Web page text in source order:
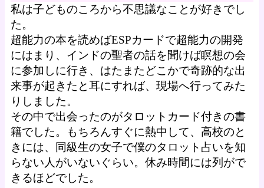
私は子どものころから不思議なことが好きでし
た。
超能力の本を読めばESPカードで超能力の開発
にはまり、インドの聖者の話を聞けば瞑想の会
に参加しに行き、はたまたどこかで奇跡的な出
来事が起きたと耳にすれば、現場へ行ってみた
りしました。
その中で出会ったのがタロットカード付きの書
籍でした。もちろんすぐに熱中して、高校のと
きには、同級生の女子で僕のタロット占いを知
らない人がいないぐらい。休み時間には列がで
きるほどでした。